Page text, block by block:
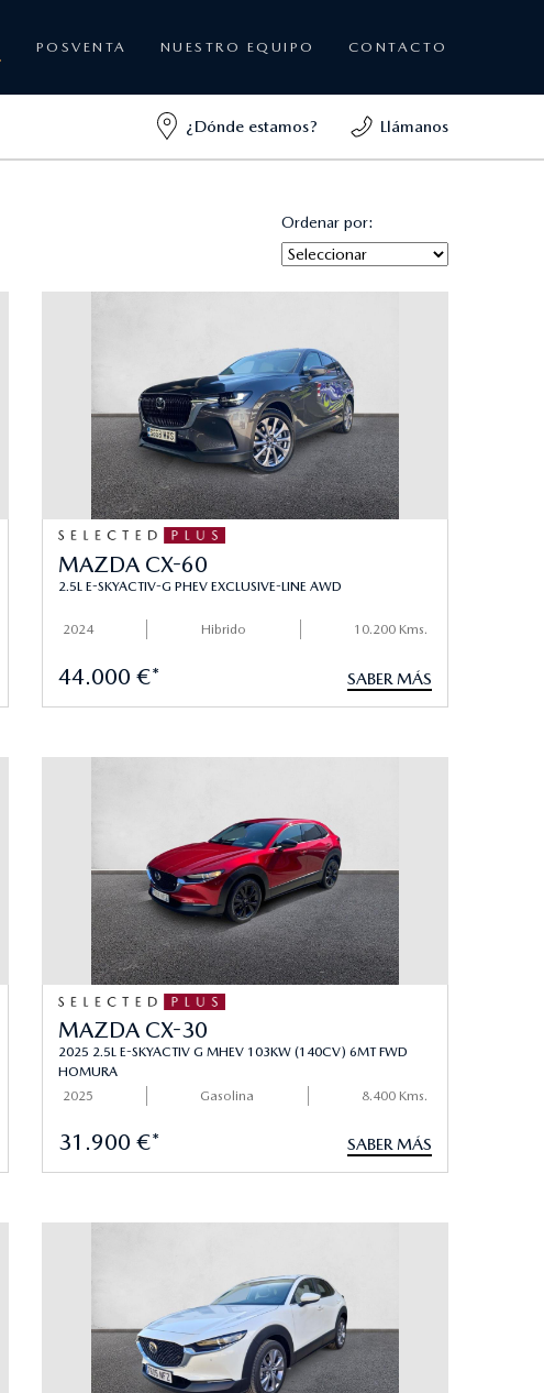
POSVENTA NUESTRO EQUIPO CONTACTO
¿Dónde estamos? Llámanos
Ordenar por:
MAZDA CX-60
2.5L E-SKYACTIV-G PHEV EXCLUSIVE-LINE AWD
2024 Hibrido 10.200 Kms.
44.000 €* SABER MÁS
MAZDA CX-30
2025 2.5L E-SKYACTIV G MHEV 103KW (140CV) 6MT FWD
HOMURA
2025
Gasolina 8.400 Kms.
31.900 €* SABER MÁS